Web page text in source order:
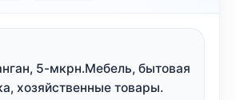
5-мкрн.Мебель, бытовая
хозяйственные товары.